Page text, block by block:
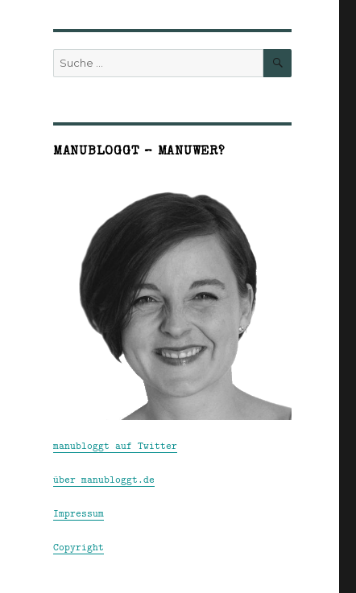
Suche
nach:
SUCHE
MANUBLOGGT – MANUWER?
manubloggt auf Twitter
über manubloggt.de
Impressum
Copyright